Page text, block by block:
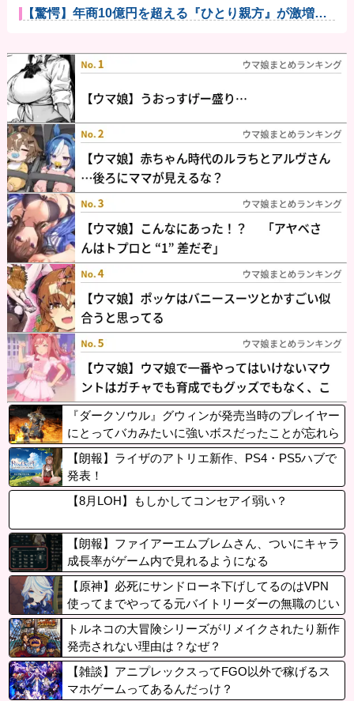
【驚愕】年商10億円を超える『ひとり親方』が激増
『ダークソウル』グウィンが発売当時のプレイヤー
にとってバカみたいに強いボスだったことが忘れら
れている
【朗報】ライザのアトリエ新作、PS4・PS5ハブで
発表！
【8月LOH】もしかしてコンセアイ弱い？
【朗報】ファイアーエムブレムさん、ついにキャラ
成長率がゲーム内で見れるようになる
【原神】必死にサンドローネ下げしてるのはVPN
使ってまでやってる元バイトリーダーの無職のじい
さん一人だけという風潮
トルネコの大冒険シリーズがリメイクされたり新作
発売されない理由は？なぜ？
【雑談】アニプレックスってFGO以外で稼げるス
マホゲームってあるんだっけ？